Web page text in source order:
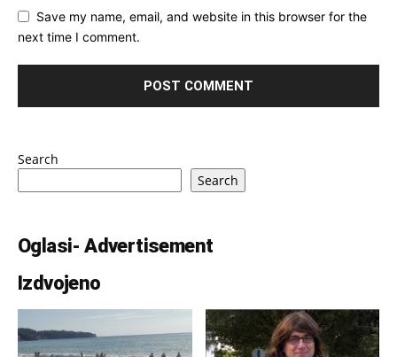
Save my name, email, and website in this browser for the
next time I comment.
Search
Search
Oglasi- Advertisement
Izdvojeno